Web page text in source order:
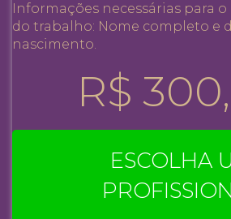
Informações necessárias para
do trabalho: Nome completo e
nascimento.
R$
ESCOLHA